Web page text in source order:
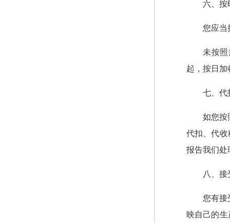
六、按
您应当
未按
起，按日
七、代
如您按
代扣、代
报告我们处
八、
您有接
映自己的